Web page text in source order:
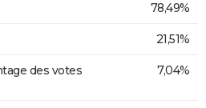
78,49%
21,51%
des votes
7,04%